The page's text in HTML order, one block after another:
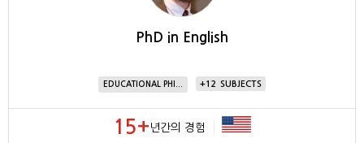
PhD in English
EDUCATIONAL PHI... 12
15+ 년간의 경험